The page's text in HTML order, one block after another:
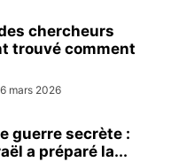
chercheurs
trouvé comment
mars 2026
guerre secrète :
a préparé la...